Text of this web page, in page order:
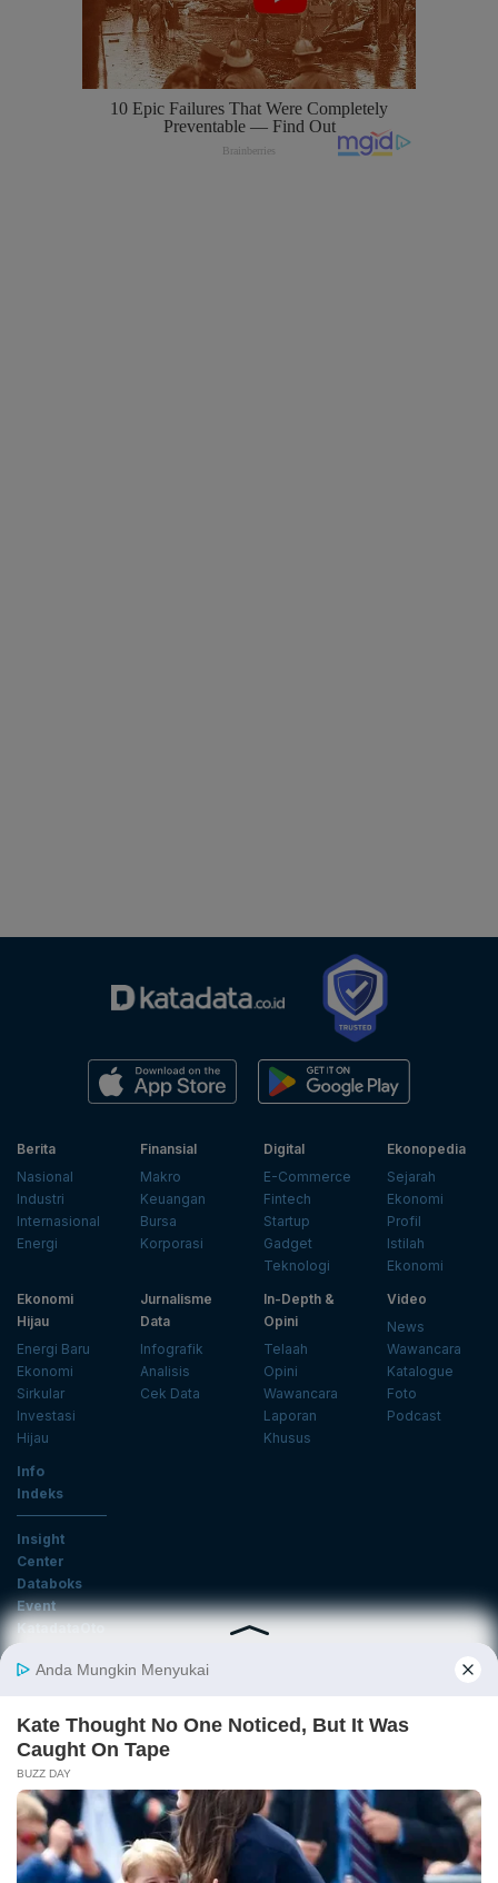
Berita
Nasional
Industri
Internasional
Energi
Finansial
Makro
Keuangan
Bursa
Korporasi
Digital
E-Commerce
Fintech
Startup
Gadget
Teknologi
Ekonopedia
Sejarah
Ekonomi
Profil
Istilah
Ekonomi
Ekonomi
Hijau
Energi Baru
Ekonomi
Sirkular
Investasi
Hijau
Jurnalisme
Data
Infografik
Analisis
Cek Data
In-Depth &
Opini
Telaah
Opini
Wawancara
Laporan
Khusus
Video
News
Wawancara
Katalogue
Foto
Podcast
Info
Indeks
Insight
Center
Databoks
Event
KatadataOto
Email
Tentang Katadata Advertising Pedoman Media Siber